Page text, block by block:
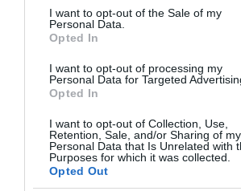
consent section.
I want to opt-out of the Sale of my
Personal Data.
Opted In
I want to opt-out of processing my
Personal Data for Targeted
Opted In
I want to opt-out of Collection, Use,
Retention, Sale, and/or Sharing of my
Personal Data that Is Unrelated with
Purposes for which it was collected.
Opted Out
Πρόσφατα Άρθρα
ΔΡΩΜΕΝΑ:
γενιά συναντά
ναυτοσύνη του